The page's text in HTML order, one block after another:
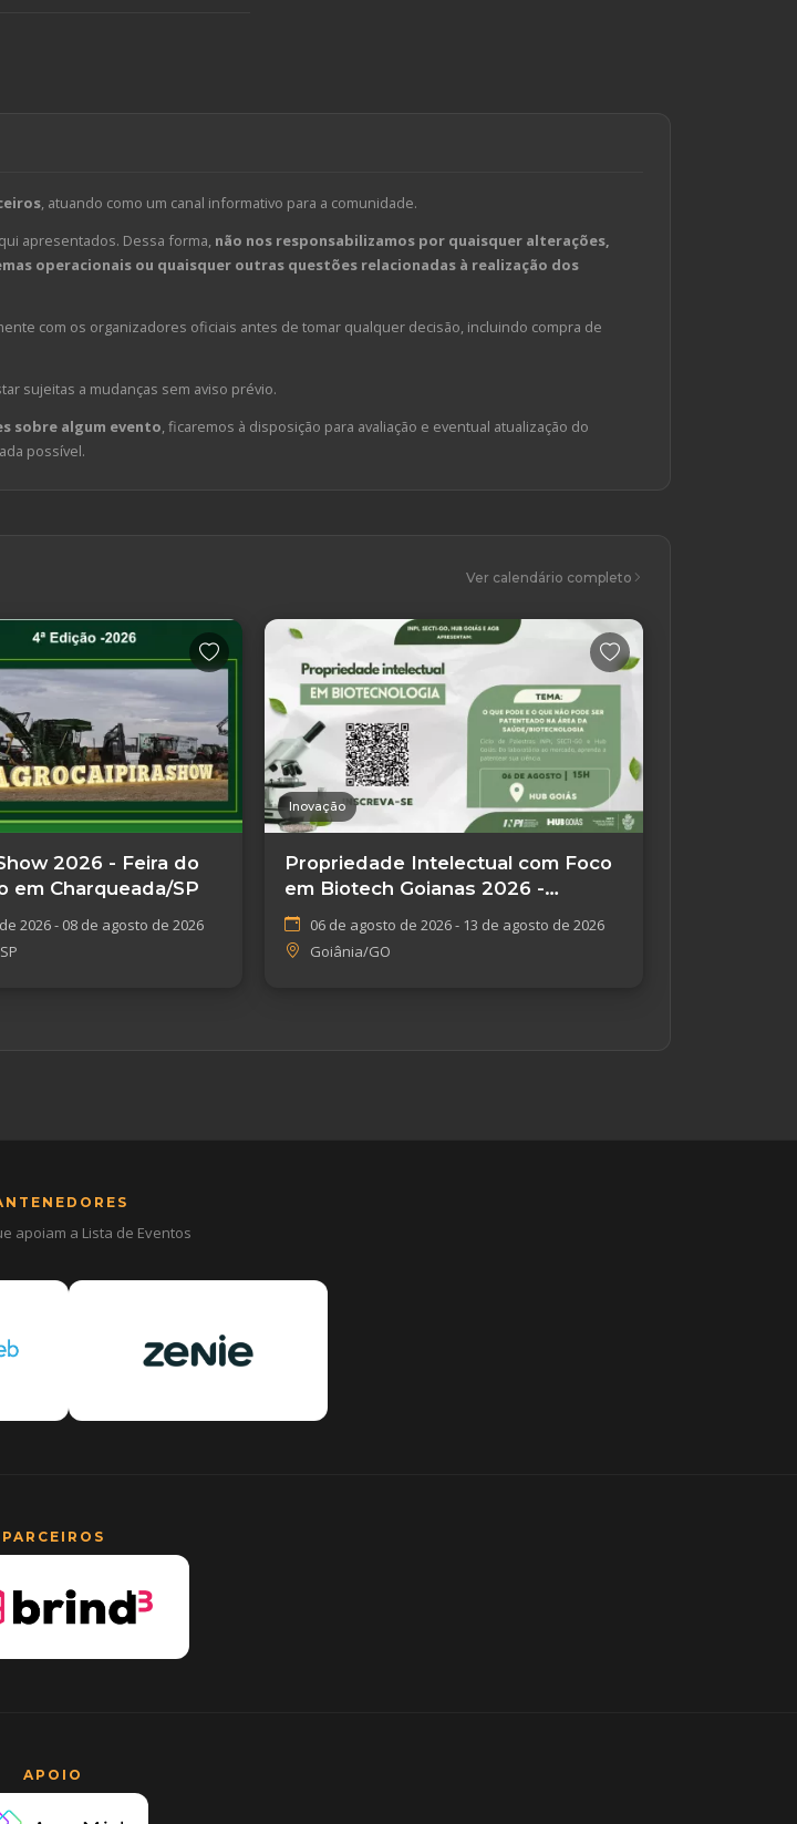
, atuando como um canal informativo para a comunidade.
apresentados. Dessa forma, não nos responsabilizamos por quaisquer alterações,
operacionais ou quaisquer outras questões relacionadas à realização dos
com os organizadores oficiais antes de tomar qualquer decisão, incluindo compra de
sujeitas a mudanças sem aviso prévio.
sobre algum evento, ficaremos à disposição para avaliação e eventual atualização do
possível.
Ver calendário completo
2026 - Feira do
em Charqueada/SP
2026 - 08 de agosto de 2026
Inovação
Propriedade Intelectual com Foco
em Biotech Goianas 2026 -
Goiânia/GO
06 de agosto de 2026 - 13 de agosto de 2026
Goiânia/GO
apoiam a Lista de Eventos
PARCEIROS
APOIO